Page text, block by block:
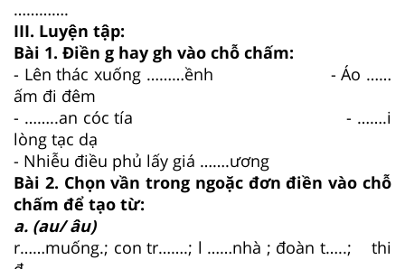
………….
III. Luyện tập:
Bài 1. Điền g hay gh vào chỗ chấm:
- Lên thác xuống ………ềnh - Áo ……
ấm đi đêm
- ……..an cóc tía - …….i
lòng tạc dạ
- Nhiễu điều phủ lấy giá …….ương
Bài 2. Chọn vần trong ngoặc đơn điền vào chỗ
chấm để tạo từ:
a. (au/ âu)
r……muống.; con tr…….; l ……nhà ; đoàn t…..; thi